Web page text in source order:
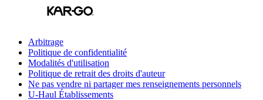
Arbitrage
Politique de confidentialité
Modalités d'utilisation
Politique de retrait des droits d'auteur
Ne pas vendre ni partager mes renseignements personnels
U-Haul Établissements